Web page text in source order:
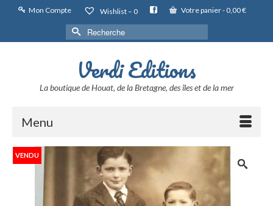
Mon Compte Wishlist – 0 Votre panier- 0,00€
Rechercher :
Verdi Editions
La boutique de Houat, de la Bretagne, des îles et de la mer
Menu
VENDU